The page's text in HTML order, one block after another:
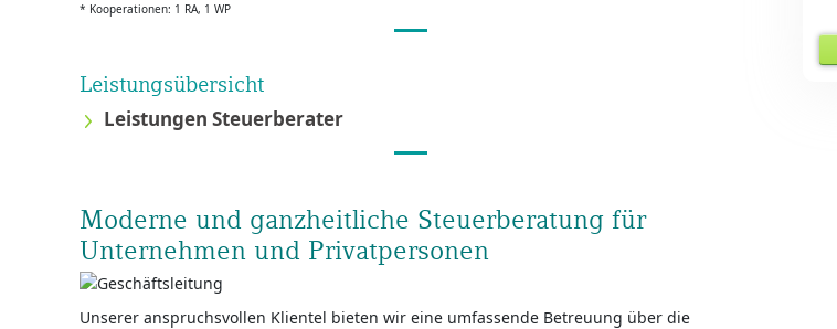
* Kooperationen: 1 RA, 1 WP
Leistungsübersicht
Leistungen Steuerberater
Moderne und ganzheitliche Steuerberatung für
Unternehmen und Privatpersonen
Unserer anspruchsvollen Klientel bieten wir eine umfassende Betreuung über die